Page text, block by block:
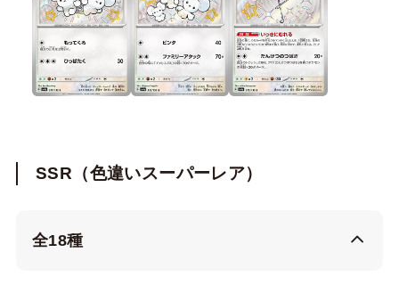
SSR（色違いスーパーレア）
全18種